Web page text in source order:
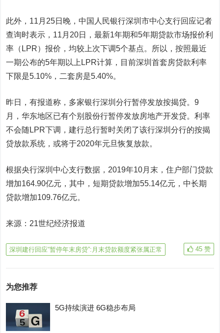
此外，11月25日晚，中国人民银行深圳市中心支行回应记者
查询时表示，11月20日，最新1年期和5年期贷款市场报价利
率（LPR）报价，均较上次下调5个基点。所以，按照最近
一期公布的5年期以上LPR计算，目前深圳首套房贷款利率
下限是5.10%，二套房是5.40%。
昨日，有报道称，多家银行深圳分行暂停发放按揭贷。9
月，华东地区已有个别股份行暂停发放房地产开发贷。利率
不会随LPR下调，建行总行暂时关闭了该行深圳分行的按揭
贷放款系统，或将于2020年元旦恢复放款。
根据央行深圳中心支行数据，2019年10月末，住户部门贷款
增加164.90亿元，其中，短期贷款增加55.14亿元，中长期
贷款增加109.76亿元。
来源：21世纪经济报道
深圳建行回应“暂停年末房贷”:月末贷款额度紧张属正常 45 赞
为您推荐
5G持续演进 6G稳步布局